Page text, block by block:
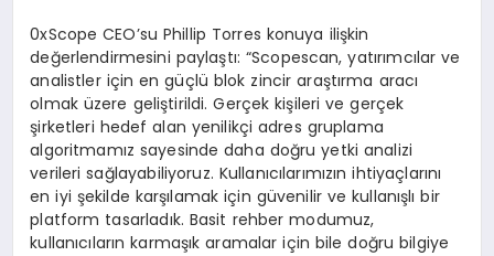
0xScope CEO’su Phillip Torres konuya ilişkin
değerlendirmesini paylaştı: “Scopescan, yatırımcılar ve
analistler için en güçlü blok zincir araştırma aracı
olmak üzere geliştirildi. Gerçek kişileri ve gerçek
şirketleri hedef alan yenilikçi adres gruplama
algoritmamız sayesinde daha doğru yetki analizi
verileri sağlayabiliyoruz. Kullanıcılarımızın ihtiyaçlarını
en iyi şekilde karşılamak için güvenilir ve kullanışlı bir
platform tasarladık. Basit rehber modumuz,
kullanıcıların karmaşık aramalar için bile doğru bilgiye